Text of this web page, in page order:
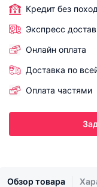
Кредит без
Экспресс
Онлайн оплата
Доставка по
Оплата частями
Обзор товара